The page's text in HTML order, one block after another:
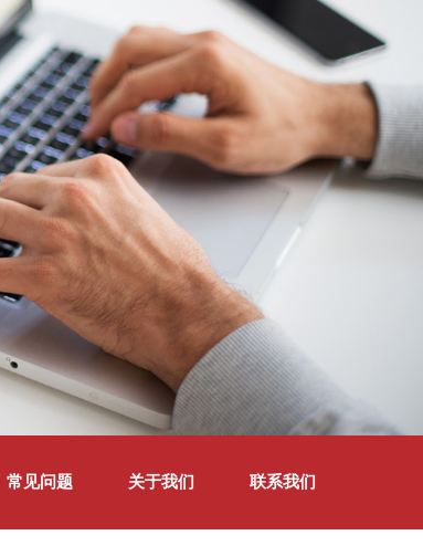
常见问题 关于我们 联系我们